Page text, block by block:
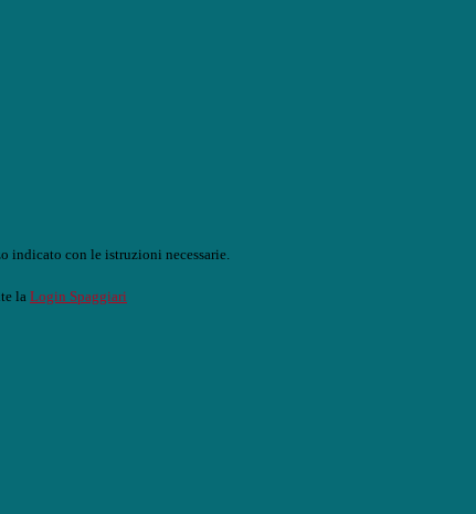
indicato con le istruzioni necessarie.
la Login Spaggiari